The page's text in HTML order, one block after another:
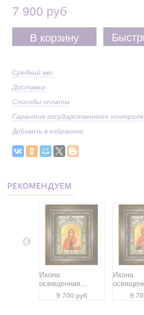
7 900 руб
В корзину
Средний вес
Доставка
Способы оплаты
Гарантия государственного контроля
Добавить в избранное
РЕКОМЕНДУЕМ
Икона
освященная...
9 700 руб
Икона
9